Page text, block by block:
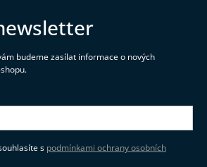
budeme zasílat informace o nových
s podmínkami ochrany osobních